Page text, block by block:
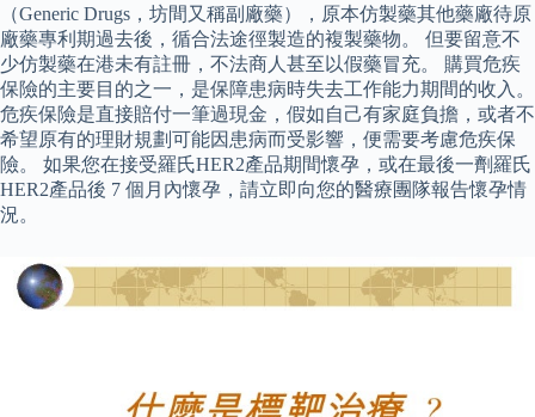
（Generic Drugs，坊間又稱副廠藥），原本仿製藥其他藥廠待原
廠藥專利期過去後，循合法途徑製造的複製藥物。 但要留意不
少仿製藥在港未有註冊，不法商人甚至以假藥冒充。 購買危疾
保險的主要目的之一，是保障患病時失去工作能力期間的收入。
危疾保險是直接賠付一筆過現金，假如自己有家庭負擔，或者不
希望原有的理財規劃可能因患病而受影響，便需要考慮危疾保
險。 如果您在接受羅氏HER2產品期間懷孕，或在最後一劑羅氏
HER2產品後 7 個月內懷孕，請立即向您的醫療團隊報告懷孕情
況。